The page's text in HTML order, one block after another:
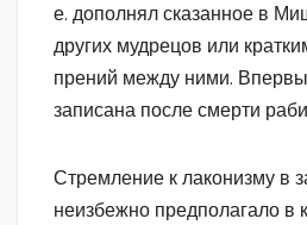
е. дополнял сказанное в
других мудрецов или
прений между ними.
записана после смерти
Стремление к лаконизму в
неизбежно предполагало в